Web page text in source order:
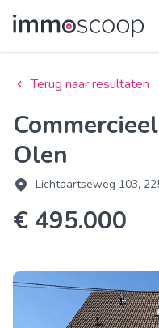
Terug naar resultaten
Commercieel te koop in
Olen
Lichtaartseweg 103,
€ 495.000